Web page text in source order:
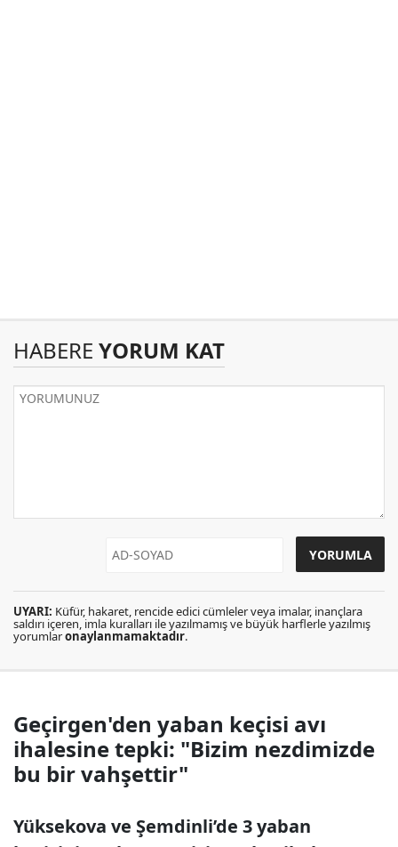
HABERE YORUM KAT
UYARI: Küfür, hakaret, rencide edici cümleler veya imalar, inançlara
saldırı içeren, imla kuralları ile yazılmamış ve büyük harflerle yazılmış
yorumlaronaylanmamaktadır.
Geçirgen'den yaban keçisi avı
ihalesine tepki: "Bizim nezdimizde
bu bir vahşettir"
Yüksekova ve Şemdinli’de 3 yaban